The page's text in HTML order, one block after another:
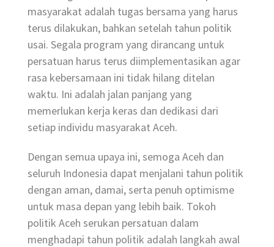
masyarakat adalah tugas bersama yang harus
terus dilakukan, bahkan setelah tahun politik
usai. Segala program yang dirancang untuk
persatuan harus terus diimplementasikan agar
rasa kebersamaan ini tidak hilang ditelan
waktu. Ini adalah jalan panjang yang
memerlukan kerja keras dan dedikasi dari
setiap individu masyarakat Aceh.
Dengan semua upaya ini, semoga Aceh dan
seluruh Indonesia dapat menjalani tahun politik
dengan aman, damai, serta penuh optimisme
untuk masa depan yang lebih baik. Tokoh
politik Aceh serukan persatuan dalam
menghadapi tahun politik adalah langkah awal